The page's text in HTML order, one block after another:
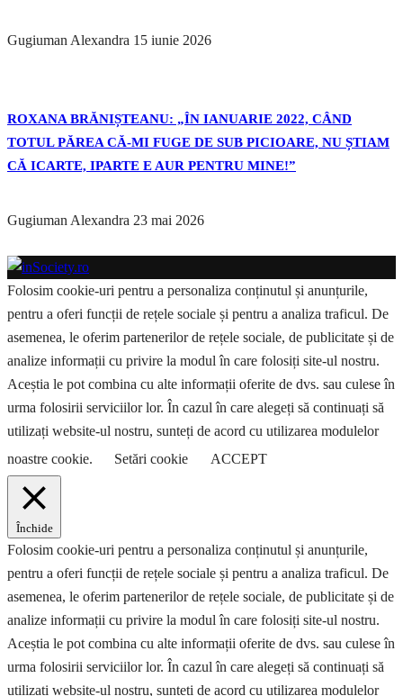
Gugiuman Alexandra 15 iunie 2026
ROXANA BRĂNIȘTEANU: „ÎN IANUARIE 2022, CÂND
TOTUL PĂREA CĂ-MI FUGE DE SUB PICIOARE, NU ȘTIAM
CĂ ICARTE, IPARTE E AUR PENTRU MINE!”
Gugiuman Alexandra 23 mai 2026
Folosim cookie-uri pentru a personaliza conținutul și anunțurile,
pentru a oferi funcții de rețele sociale și pentru a analiza traficul. De
asemenea, le oferim partenerilor de rețele sociale, de publicitate și de
analize informații cu privire la modul în care folosiți site-ul nostru.
Aceștia le pot combina cu alte informații oferite de dvs. sau culese în
urma folosirii serviciilor lor. În cazul în care alegeți să continuați să
utilizați website-ul nostru, sunteți de acord cu utilizarea modulelor
noastre cookie.
Setări cookie ACCEPT
Închide
Folosim cookie-uri pentru a personaliza conținutul și anunțurile,
pentru a oferi funcții de rețele sociale și pentru a analiza traficul. De
asemenea, le oferim partenerilor de rețele sociale, de publicitate și de
analize informații cu privire la modul în care folosiți site-ul nostru.
Aceștia le pot combina cu alte informații oferite de dvs. sau culese în
urma folosirii serviciilor lor. În cazul în care alegeți să continuați să
utilizați website-ul nostru, sunteți de acord cu utilizarea modulelor